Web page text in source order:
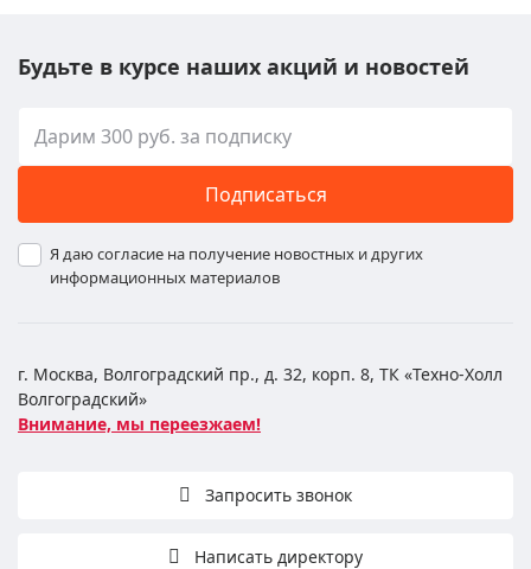
Будьте в курсе наших акций и новостей
Подписаться
Я даю согласие на получение новостных и других
информационных материалов
г. Москва, Волгоградский пр., д. 32, корп. 8, ТК «Техно-Холл
Волгоградский»
Внимание, мы переезжаем!
Запросить звонок
Написать директору